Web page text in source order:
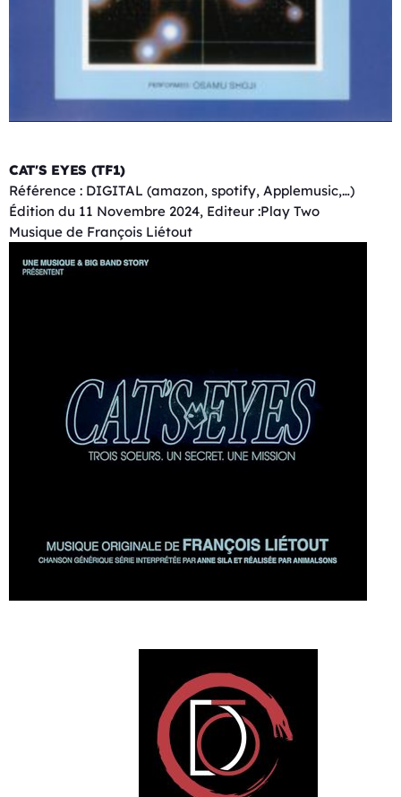
CAT'S EYES (TF1)
Référence : DIGITAL (amazon, spotify, Applemusic,…)
Édition du 11 Novembre 2024, Editeur :Play Two
Musique de François Liétout